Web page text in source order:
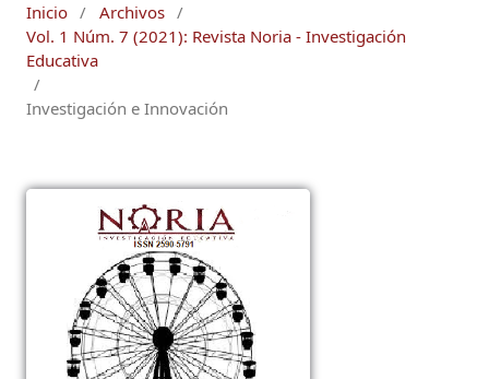
Inicio / Archivos /
Vol. 1 Núm. 7 (2021): Revista Noria - Investigación
Educativa
/
Investigación e Innovación